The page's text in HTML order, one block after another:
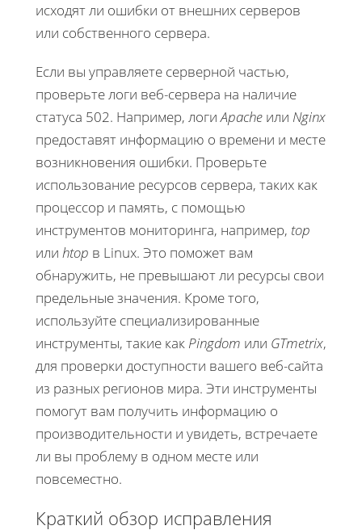
исходят ли ошибки от внешних серверов
или собственного сервера.
Если вы управляете серверной частью,
проверьте логи веб-сервера на наличие
статуса 502. Например, логиApache или Nginx
предоставят информацию о времени и месте
возникновения ошибки. Проверьте
использование ресурсов сервера, таких как
процессор и память, с помощью
инструментов мониторинга, например, top
или htop в Linux. Это поможет вам
обнаружить, не превышают ли ресурсы свои
предельные значения. Кроме того,
используйте специализированные
инструменты, такие как Pingdom или GTmetrix,
для проверки доступности вашего веб-сайта
из разных регионов мира. Эти инструменты
помогут вам получить информацию о
производительности и увидеть, встречаете
ли вы проблему в одном месте или
повсеместно.
Краткий обзор исправления